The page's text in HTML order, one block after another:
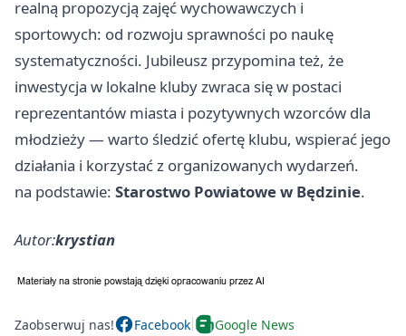
realną propozycją zajęć wychowawczych i
sportowych: od rozwoju sprawności po naukę
systematyczności. Jubileusz przypomina też, że
inwestycja w lokalne kluby zwraca się w postaci
reprezentantów miasta i pozytywnych wzorców dla
młodzieży — warto śledzić ofertę klubu, wspierać jego
działania i korzystać z organizowanych wydarzeń.
na podstawie: Starostwo Powiatowe w Będzinie.
Autor:krystian
Zaobserwuj nas! Facebook Google News